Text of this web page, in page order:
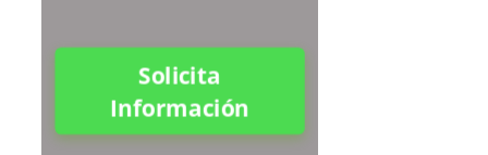
Solicita
Información